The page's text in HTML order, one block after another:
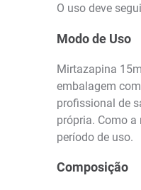
O uso deve
Modo de Uso
Mirtazapina
embalagem
profissional de
própria. Como
período de uso.
Composição